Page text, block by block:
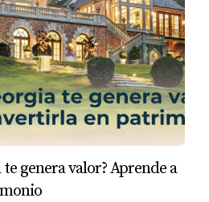
te genera valor? Aprende a